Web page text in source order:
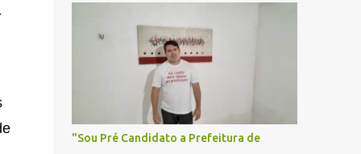
"Sou Pré Candidato a Prefeitura de